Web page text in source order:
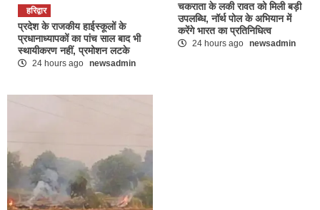
हरिद्वार
प्रदेश के राजकीय हाईस्कूलों के
प्रधानाध्यापकों का पांच साल बाद भी
स्थायीकरण नहीं, प्रमोशन लटके
24 hours ago newsadmin
चकराता के लकी रावत को मिली बड़ी
उपलब्धि, नॉर्थ पोल के अभियान में
करेंगे भारत का प्रतिनिधित्व
24 hours ago newsadmin